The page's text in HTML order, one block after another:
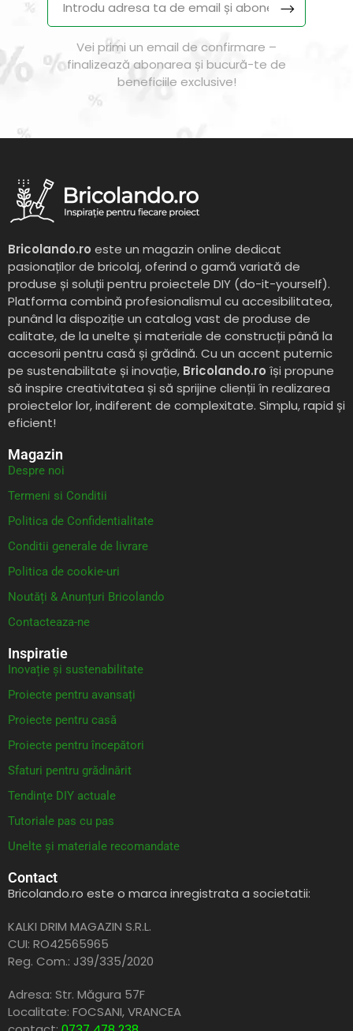
Vei primi un email de confirmare –
finalizează abonarea și bucură-te de
beneficiile exclusive!
Bricolando.ro este un magazin online dedicat
pasionaților de bricolaj, oferind o gamă variată de
produse și soluții pentru proiectele DIY (do-it-yourself).
Platforma combină profesionalismul cu accesibilitatea,
punând la dispoziție un catalog vast de produse de
calitate, de la unelte și materiale de construcții până la
accesorii pentru casă și grădină. Cu un accent puternic
pe sustenabilitate și inovație, Bricolando.ro își propune
să inspire creativitatea și să sprijine clienții în realizarea
proiectelor lor, indiferent de complexitate. Simplu, rapid și
eficient!
Magazin
Despre noi
Termeni si Conditii
Politica de Confidentialitate
Conditii generale de livrare
Politica de cookie-uri
Noutăți & Anunțuri Bricolando
Contacteaza-ne
Inspiratie
Inovație și sustenabilitate
Proiecte pentru avansați
Proiecte pentru casă
Proiecte pentru începători
Sfaturi pentru grădinărit
Tendințe DIY actuale
Tutoriale pas cu pas
Unelte și materiale recomandate
Contact
Bricolando.ro este o marca inregistrata a societatii:
KALKI DRIM MAGAZIN S.R.L.
CUI: RO42565965
Reg. Com.: J39/335/2020
Adresa: Str. Măgura 57F
Localitate: FOCSANI,VRANCEA